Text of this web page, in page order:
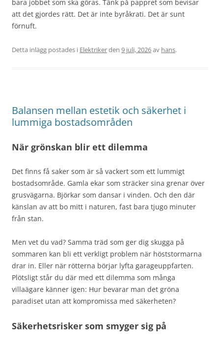
bara jobbet som ska göras. Tänk på pappret som bevisar
att det gjordes rätt. Det är inte byråkrati. Det är sunt
förnuft.
Detta inlägg postades i Elektrikerden 9 juli, 2026av hans.
Balansen mellan estetik och säkerhet i
lummiga bostadsområden
När grönskan blir ett dilemma
Det finns få saker som är så vackert som ett lummigt
bostadsområde. Gamla ekar som sträcker sina grenar över
grusvägarna. Björkar som dansar i vinden. Och den där
känslan av att bo mitt i naturen, fast bara tjugo minuter
från stan.
Men vet du vad? Samma träd som ger dig skugga på
sommaren kan bli ett verkligt problem när höststormarna
drar in. Eller när rötterna börjar lyfta garageuppfarten.
Plötsligt står du där med ett dilemma som många
villaägare känner igen: Hur bevarar man det gröna
paradiset utan att kompromissa med säkerheten?
Säkerhetsrisker som smyger sig på